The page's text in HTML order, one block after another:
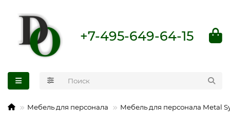
+7-495-649-64-15
Мебель для персонала Мебель для персонала Metal